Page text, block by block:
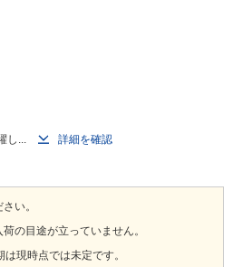
し...
詳細を確認
い。
の目途が立っていません。
現時点では未定です。